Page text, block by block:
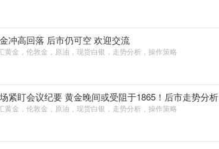
冲高回落 后市仍可空 欢迎交流
黄金，伦敦金，原油，现货白银，走势分析，操作策略
紧盯会议纪要 黄金晚间或受阻于1865！后市走势分析
黄金，伦敦金，原油，现货白银，走势分析，操作策略